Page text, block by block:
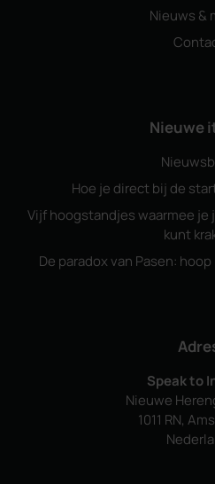
Nieuws &
Nieuwe
Hoe je direct bij de
Vijf hoogstandjes waarmee
kunt
De paradox van Pasen:
Speak to
Nieuwe
1011 RN,